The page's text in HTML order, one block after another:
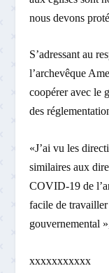
nous devons
S’adressant au
l’archevêque
coopérer avec le
des
«J’ai vu les
similaires aux
COVID-19 de
facile de
gouvernemental
xxxxxxxxxxx